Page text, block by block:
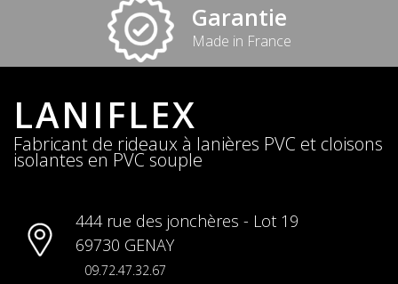
Garantie
Made in France
LANIFLEX
Fabricant de rideaux à lanières PVC et cloisons
isolantes en PVC souple
444 rue des jonchères - Lot 19
69730 GENAY
09.72.47.32.67